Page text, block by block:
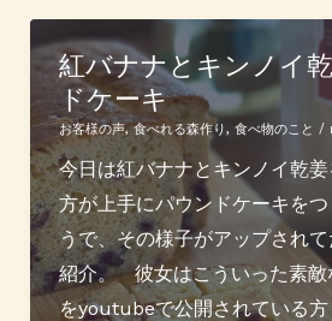
蒸
し
パ
ン
イ
乾
姜
で
体
ポ
カ
ポ
カ
紅バナナとキンノイ
ドケーキ
お客様の声,食べれる森作り, 食べ物のこと /
今日は紅バナナとキンノイ乾
方が上手にパウンドケーキを
うで、その様子がアップされ
紹介。 彼女はこういった素敵
をyoutubeで公開されている